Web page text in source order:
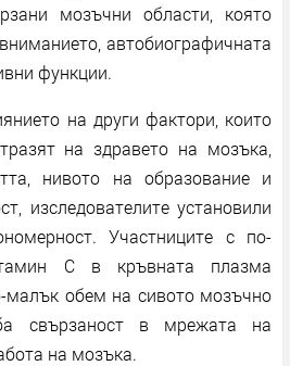
мозъчни области, която
автобиографичната
функции.
на други фактори, които
на здравето на мозъка,
нивото на образование и
изследователите установили
Участниците с по-
C в кръвната плазма
малък обем на сивото мозъчно
свързаност в мрежата на
на мозъка.